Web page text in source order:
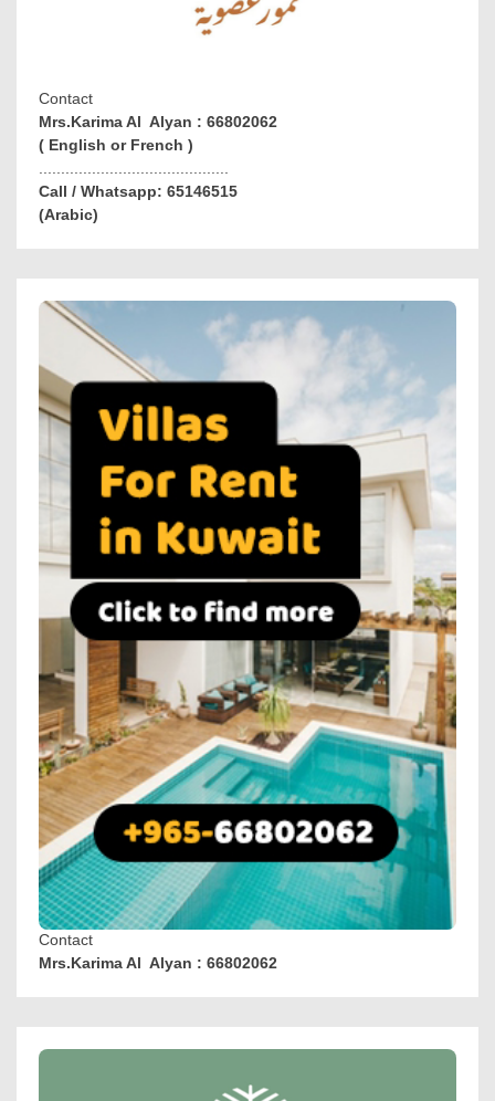
Contact
Mrs.Karima Al Alyan : 66802062
( English or French )
...........................................
Call / Whatsapp: 65146515
(Arabic)
Contact
Mrs.Karima Al Alyan : 66802062